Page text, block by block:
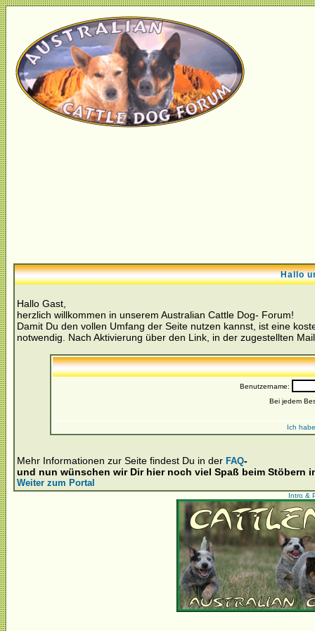
Hallo
Hallo Gast,
herzlich willkommen in unserem Australian Cattle Dog- Forum!
Damit Du den vollen Umfang der Seite nutzen kannst, ist eine
notwendig. Nach Aktivierung über den Link, in der zugestellten
Benutzername:
Bei jedem
Ich
Mehr Informationen zur Seite findest Du in der FAQ-
und nun wünschen wir Dir hier noch viel Spaß beim Stöbern
Weiter zum Portal
Intro &